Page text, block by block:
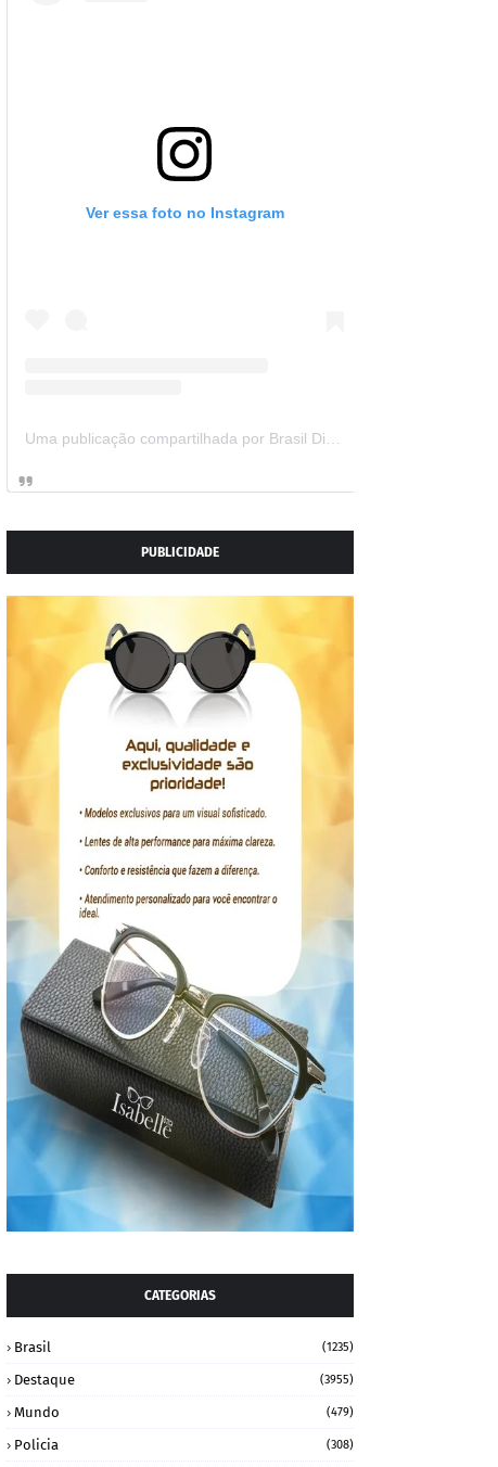
Ver essa foto no Instagram
PUBLICIDADE
CATEGORIAS
Brasil (1235)
Destaque (3955)
Mundo (479)
Policia (308)